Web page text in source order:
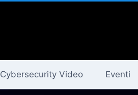
Cybersecurity Video Eventi